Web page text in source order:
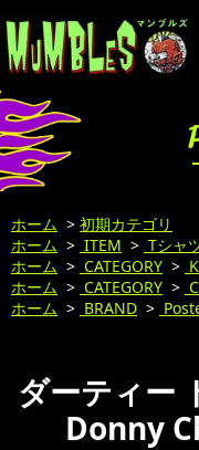
ホーム > 初期カテゴリ
ホーム > ITEM > Tシャ
ホーム > CATEGORY >
ホーム > CATEGORY >
ホーム > BRAND >
ダーティー
Donny